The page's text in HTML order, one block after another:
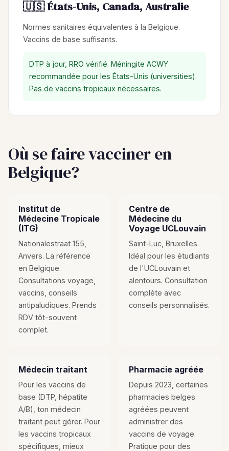
🇺🇸 États-Unis, Canada, Australie
Normes sanitaires équivalentes à la Belgique.
Vaccins de base suffisants.
DTP à jour, RRO vérifié. Méningite ACWY
recommandée pour les États-Unis (universities).
Pas de vaccins tropicaux nécessaires.
Où se faire vacciner en
Belgique?
Institut de
Médecine Tropicale
(ITG)
Nationalestraat 155,
Anvers. La référence
en Belgique.
Consultations voyage,
vaccins, conseils
antipaludiques. Prends
RDV tôt-souvent
complet.
Centre de
Médecine du
Voyage UCLouvain
Saint-Luc, Bruxelles.
Idéal pour les étudiants
de l'UCLouvain et
alentours. Consultation
complète avec
conseils personnalisés.
Médecin traitant
Pour les vaccins de
base (DTP, hépatite
A/B), ton médecin
traitant peut gérer. Pour
les vaccins tropicaux
spécifiques, mieux
Pharmacie agréée
Depuis 2023, certaines
pharmacies belges
agréées peuvent
administrer des
vaccins de voyage.
Pratique pour des